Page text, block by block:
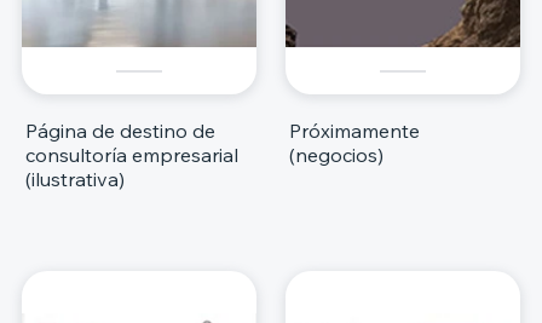
Página de destino de
consultoría empresarial
(ilustrativa)
Próximamente
(negocios)